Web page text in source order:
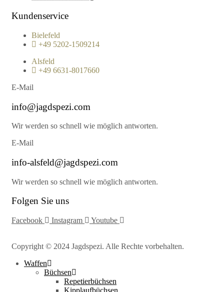
Kundenservice
Bielefeld
+49 5202-1509214
Alsfeld
+49 6631-8017660
E-Mail
info@jagdspezi.com
Wir werden so schnell wie möglich antworten.
E-Mail
info-alsfeld@jagdspezi.com
Wir werden so schnell wie möglich antworten.
Folgen Sie uns
Facebook Instagram Youtube
Copyright © 2024 Jagdspezi. Alle Rechte vorbehalten.
Waffen
Büchsen
Repetierbüchsen